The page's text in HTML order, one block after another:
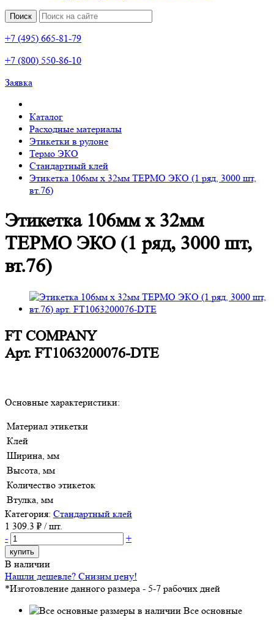
Поиск
+7 (495) 665-81-79
+7 (800) 550-86-10
Заявка
Каталог
Расходные материалы
Этикетки в рулоне
Термо ЭКО
Стандартный клей
Этикетка 106мм х 32мм ТЕРМО ЭКО (1 ряд, 3000 шт,
вт.76)
Этикетка 106мм х 32мм
ТЕРМО ЭКО (1 ряд, 3000 шт,
вт.76)
FT COMPANY
Арт. FT1063200076-DTE
Основные характеристики:
Материал этикетки
Клей
Ширина, мм
Высота, мм
Количество этикеток
Втулка, мм
Категория: Стандартный клей
1 309.3 ₽ / шт.
-
+
купить
В наличии
Нашли дешевле? Снизим цену!
*Изготовление данного размера - 5-7 рабочих дней
Все основные